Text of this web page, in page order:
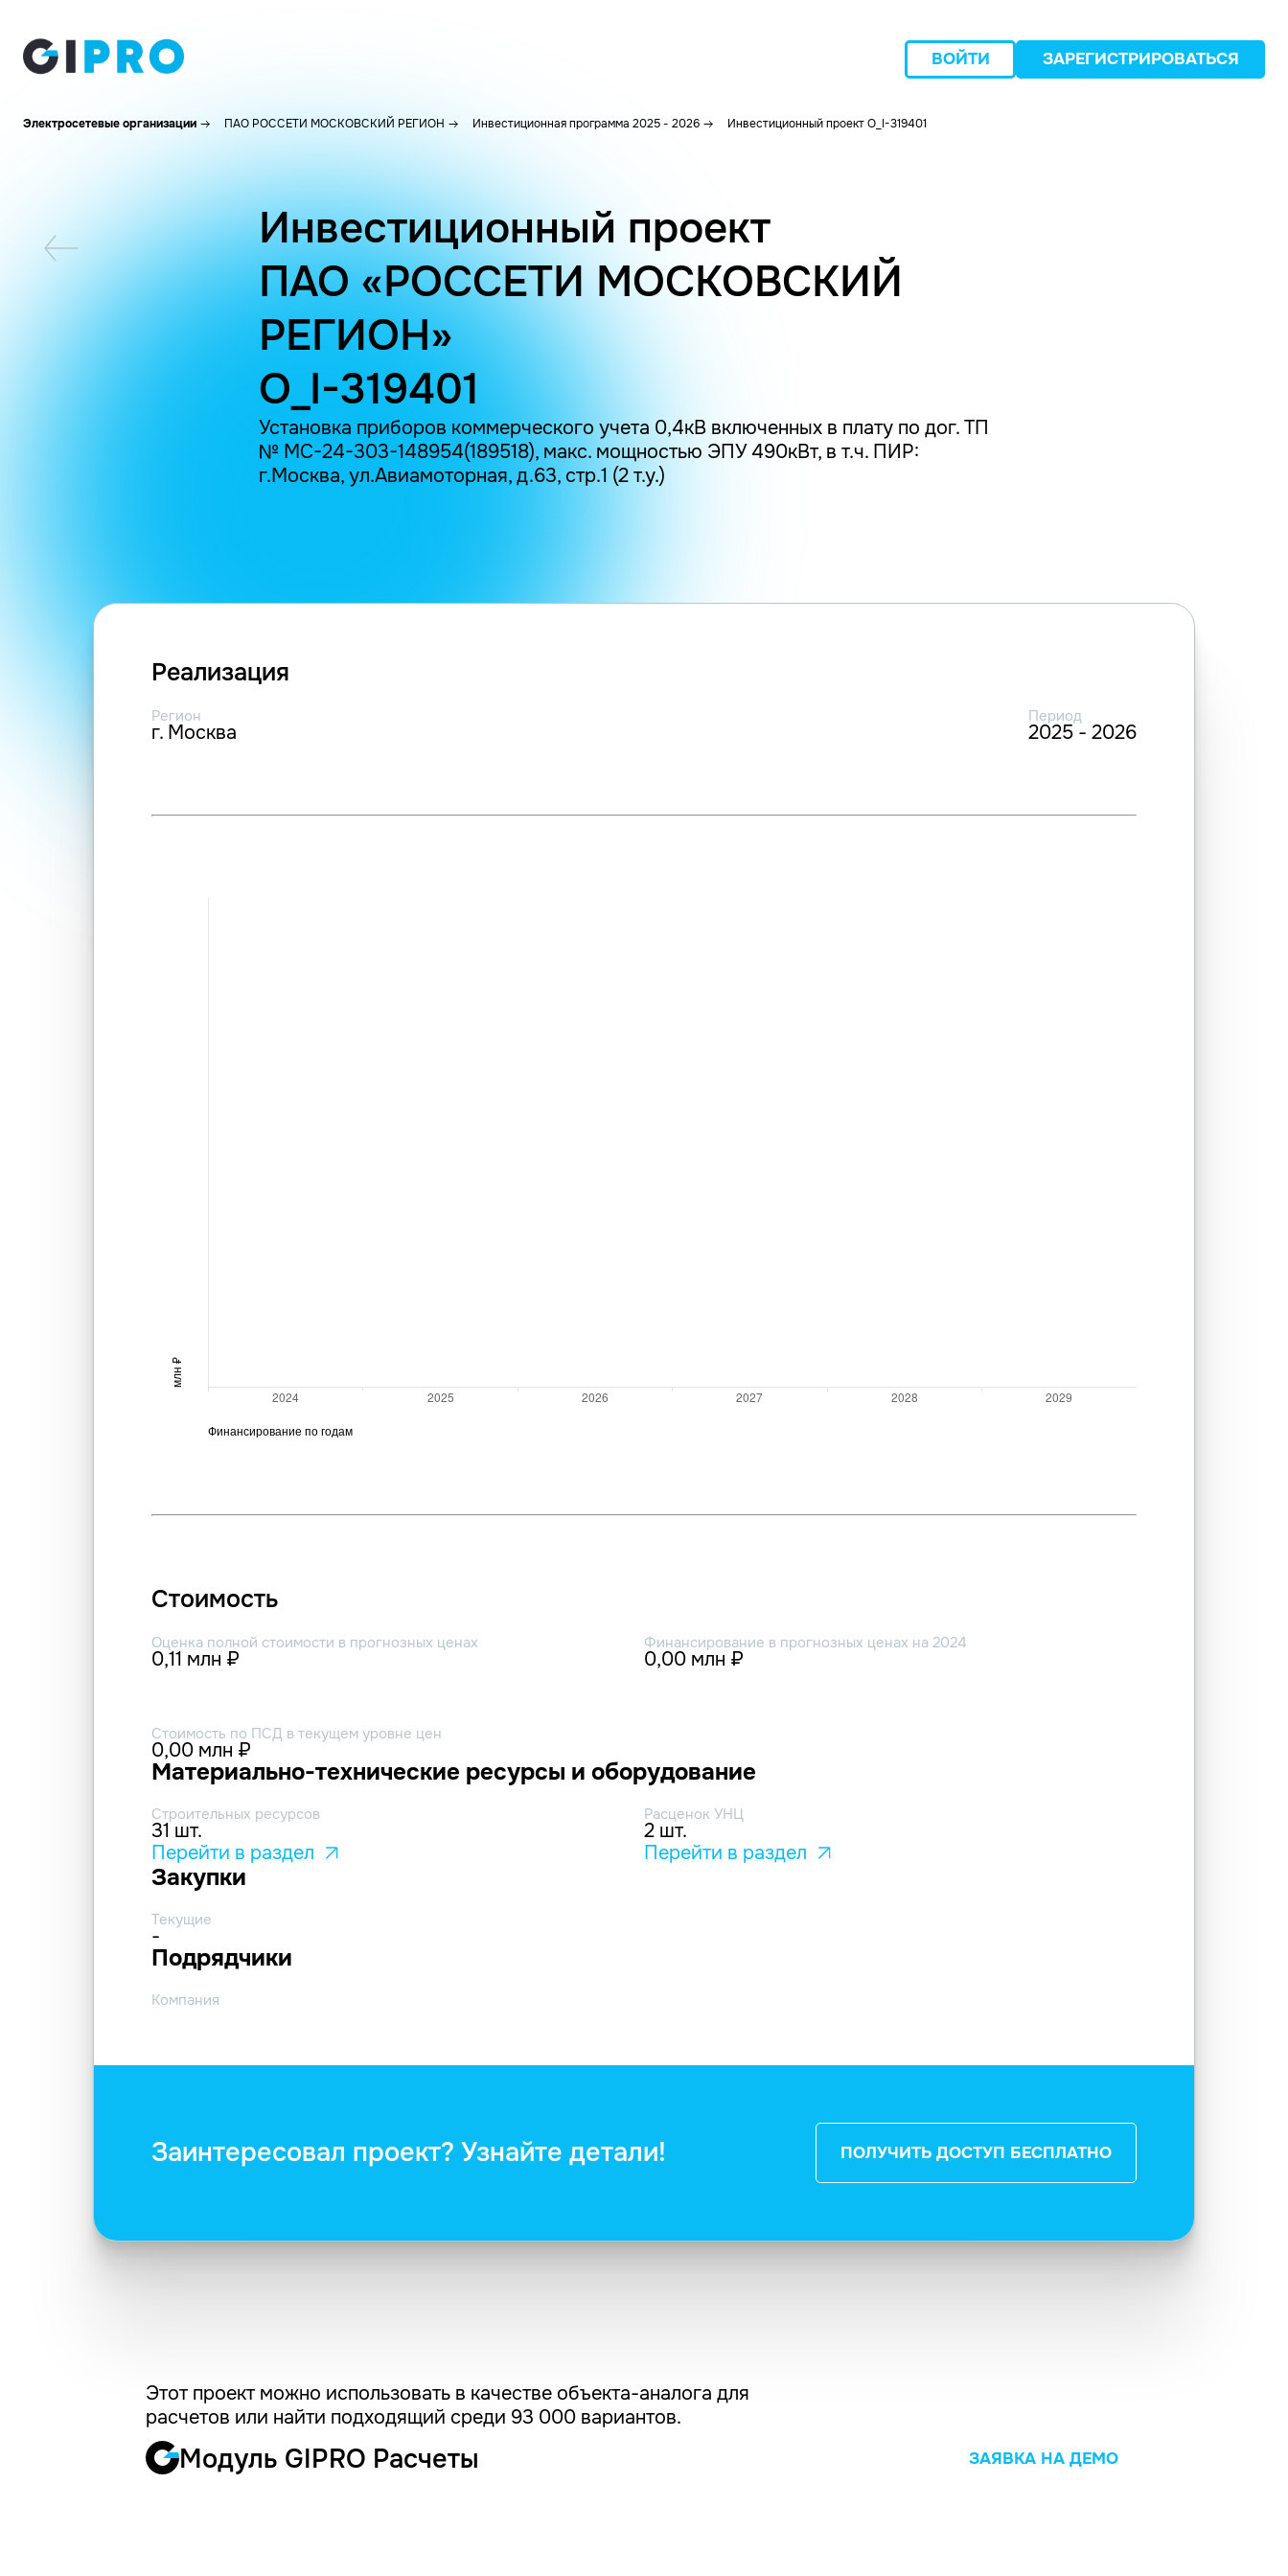
ВОЙТИ ЗАРЕГИСТРИРОВАТЬСЯ
Электросетевые организации ПАО РОССЕТИ МОСКОВСКИЙ РЕГИОН Инвестиционная программа 2025 - 2026 Инвестиционный проект O_I-319401
Инвестиционный проект
ПАО «РОССЕТИ МОСКОВСКИЙ
РЕГИОН»
O_I-319401
Установка приборов коммерческого учета 0,4кВ включенных в плату по дог. ТП
№ МС-24-303-148954(189518), макс. мощностью ЭПУ 490кВт, в т.ч. ПИР:
г.Москва, ул.Авиамоторная, д.63, стр.1 (2 т.у.)
Реализация
Регион
г. Москва
Период
2025 - 2026
Стоимость
Оценка полной стоимости в прогнозных ценах
0,11 млн ₽
Финансирование в прогнозных ценах на 2024
0,00 млн ₽
Стоимость по ПСД в текущем уровне цен
0,00 млн ₽
Материально-технические ресурсы и оборудование
Строительных ресурсов
31 шт.
Перейти в раздел
Расценок УНЦ
2 шт.
Перейти в раздел
Закупки
Текущие
-
Подрядчики
Компания
Заинтересовал проект? Узнайте детали! ПОЛУЧИТЬ ДОСТУП БЕСПЛАТНО
Этот проект можно использовать в качестве объекта-аналога для
расчетов или найти подходящий среди 93 000 вариантов.
Модуль GIPRO Расчеты ЗАЯВКА НА ДЕМО